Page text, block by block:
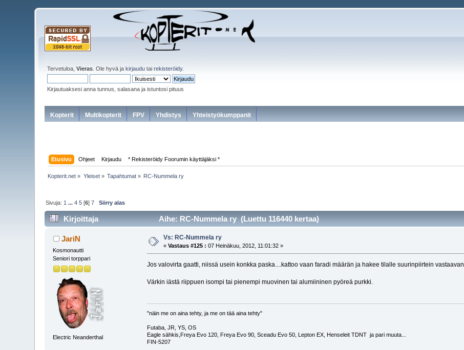
Tervetuloa,Vieras . Ole hyvä jakirjaudu tairekisteröidy.
Kirjautuaksesi anna tunnus, salasana ja istuntosi pituus
Kopterit Multikopterit FPV Yhdistys Yhteistyökumppanit
Etusivu Ohjeet Kirjaudu * Rekisteröidy Foorumin käyttäjäksi *
Kopterit.net » Yleiset» Tapahtumat » RC-Nummela ry
Sivuja: 1 ...4 5 [6]7 Siirry alas
Kirjoittaja Aihe: RC-Nummela ry (Luettu 116440 kertaa)
JariN
Kosmonautti
Seniori torppari
Electric Neanderthal
Vs: RC-Nummela ry
«Vastaus #125 : 07 Heinäkuu, 2012, 11:01:32 »
Jos valovirta gaatti, niissä usein konkka paska....kattoo vaan faradi määrän ja hakee tilalle suurinpiirtein vastaavan.
Värkin iästä riippuen isompi tai pienempi muovinen tai alumiininen pyöreä purkki.
"näin me on aina tehty, ja me on tää aina tehty"
Futaba, JR, YS, OS
Eagle sähkis,Freya Evo 120, Freya Evo 90, Sceadu Evo 50, Lepton EX, Henseleit TDNT ja pari muuta...
FIN-5207